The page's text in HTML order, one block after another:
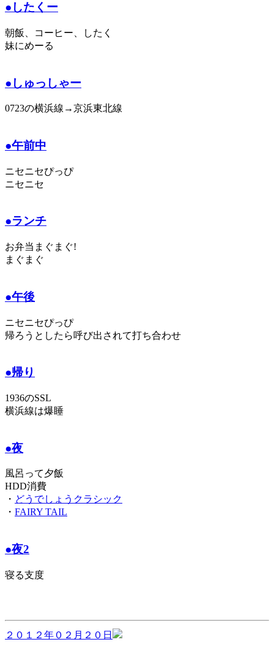
●したくー
朝飯、コーヒー、したく
妹にめーる
●しゅっしゃー
0723の横浜線→京浜東北線
●午前中
ニセニセぴっぴ
ニセニセ
●ランチ
お弁当まぐまぐ!
まぐまぐ
●午後
ニセニセぴっぴ
帰ろうとしたら呼び出されて打ち合わせ
●帰り
1936のSSL
横浜線は爆睡
●夜
風呂って夕飯
HDD消費
・ どうでしょうクラシック
・ FAIRY TAIL
●夜2
寝る支度
２０１２年０２月２０日